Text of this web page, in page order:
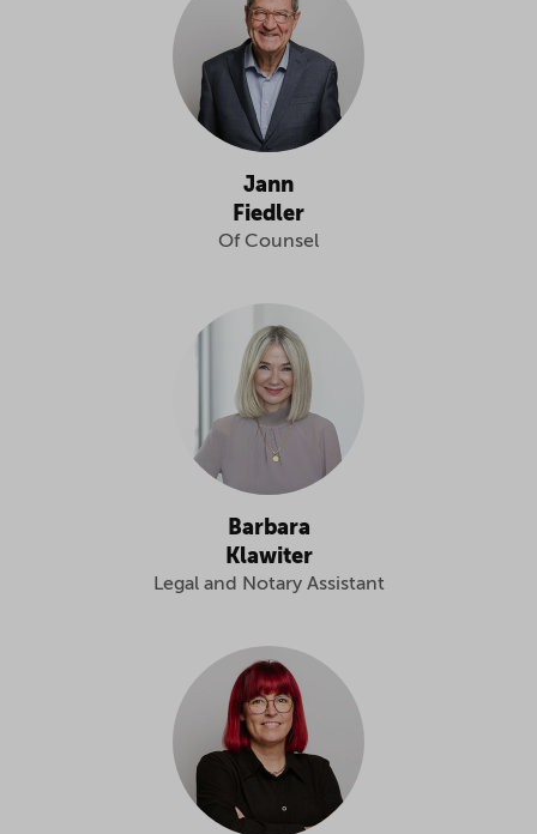
Jann
Fiedler
Of Counsel
Barbara
Klawiter
Legal and Notary Assistant